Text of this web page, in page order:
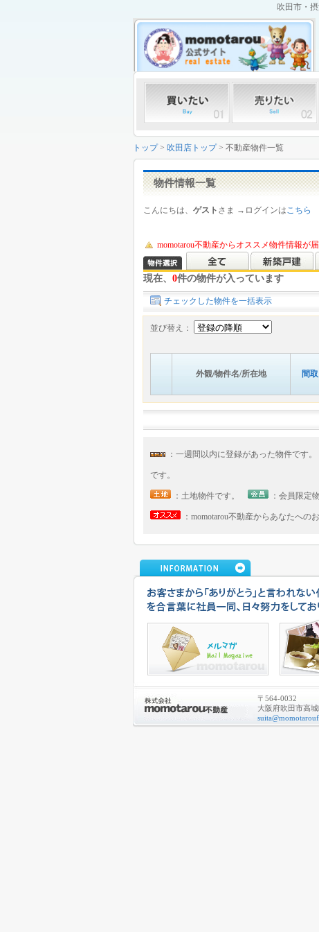
吹田市・
トップ> 吹田店トップ> 不動産物件一覧
物件情報一覧
こんにちは、 ゲスト さま →ログインはこちら
momotarou不動産からオススメ物件情報が
現在、 0件の物件が入っています
チェックした物件を一括表示
並び替え：
外観/物件名/所在地 間
：一週間以内に登録があった物件です
です。
：土地物件です。 ：会員限定
：momotarou不動産からあなたへの
〒564-0032
大阪府吹田市高